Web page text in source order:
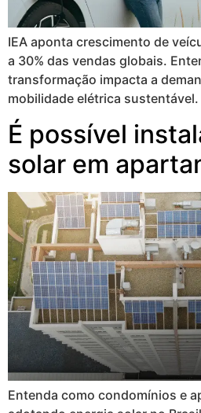
IEA aponta crescimento de
a 30% das vendas globais.
transformação impacta a
mobilidade elétrica sustentável.
É possível
solar em
Entenda como condomínios e